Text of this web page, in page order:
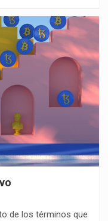
de los términos que